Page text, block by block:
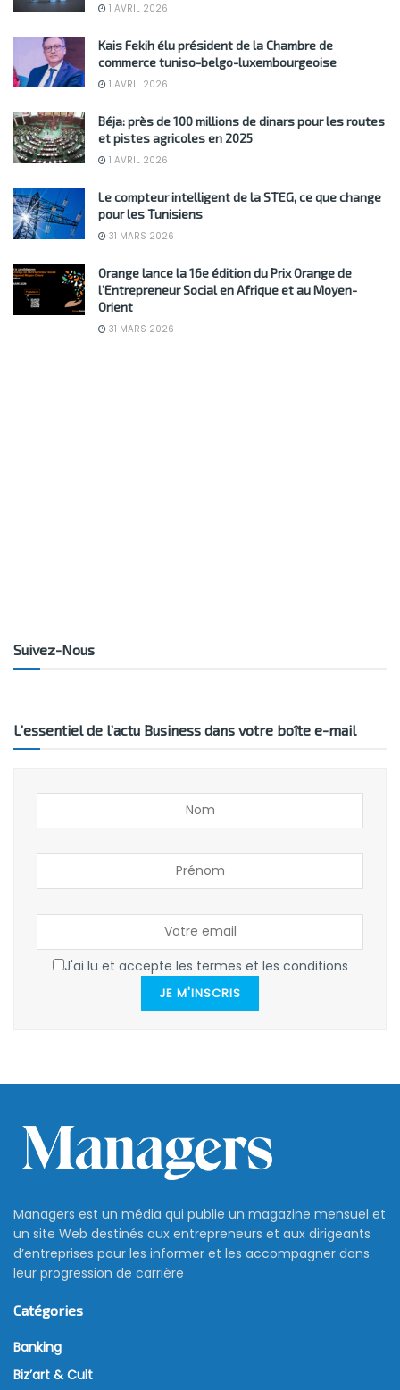
1 AVRIL 2026
Kais Fekih élu président de la Chambre de
commerce tuniso-belgo-luxembourgeoise
1 AVRIL 2026
Béja: près de 100 millions de dinars pour les routes
et pistes agricoles en 2025
1 AVRIL 2026
Le compteur intelligent de la STEG, ce que change
pour les Tunisiens
31 MARS 2026
Orange lance la 16e édition du Prix Orange de
l’Entrepreneur Social en Afrique et au Moyen-
Orient
31 MARS 2026
Suivez-Nous
L’essentiel de l’actu Business dans votre boîte e-mail
J'ai lu et accepte les termes et les conditions
JE M'INSCRIS
Managers est un média qui publie un magazine mensuel et
un site Web destinés aux entrepreneurs et aux dirigeants
d’entreprises pour les informer et les accompagner dans
leur progression de carrière
Catégories
Banking
Biz’art & Cult